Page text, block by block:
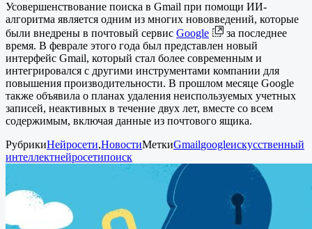
Усовершенствование поиска в Gmail при помощи ИИ-
алгоритма является одним из многих нововведений, которые
были внедрены в почтовый сервис Google
за последнее
время. В феврале этого года был представлен новый
интерфейс Gmail, который стал более современным и
интегрировался с другими инструментами компании для
повышения производительности. В прошлом месяце Google
также объявила о планах удаления неиспользуемых учетных
записей, неактивных в течение двух лет, вместе со всем
содержимым, включая данные из почтового ящика.
РубрикиНейросети,НовостиМеткиGmailgoogleискусственный
интеллектнейросетипоиск